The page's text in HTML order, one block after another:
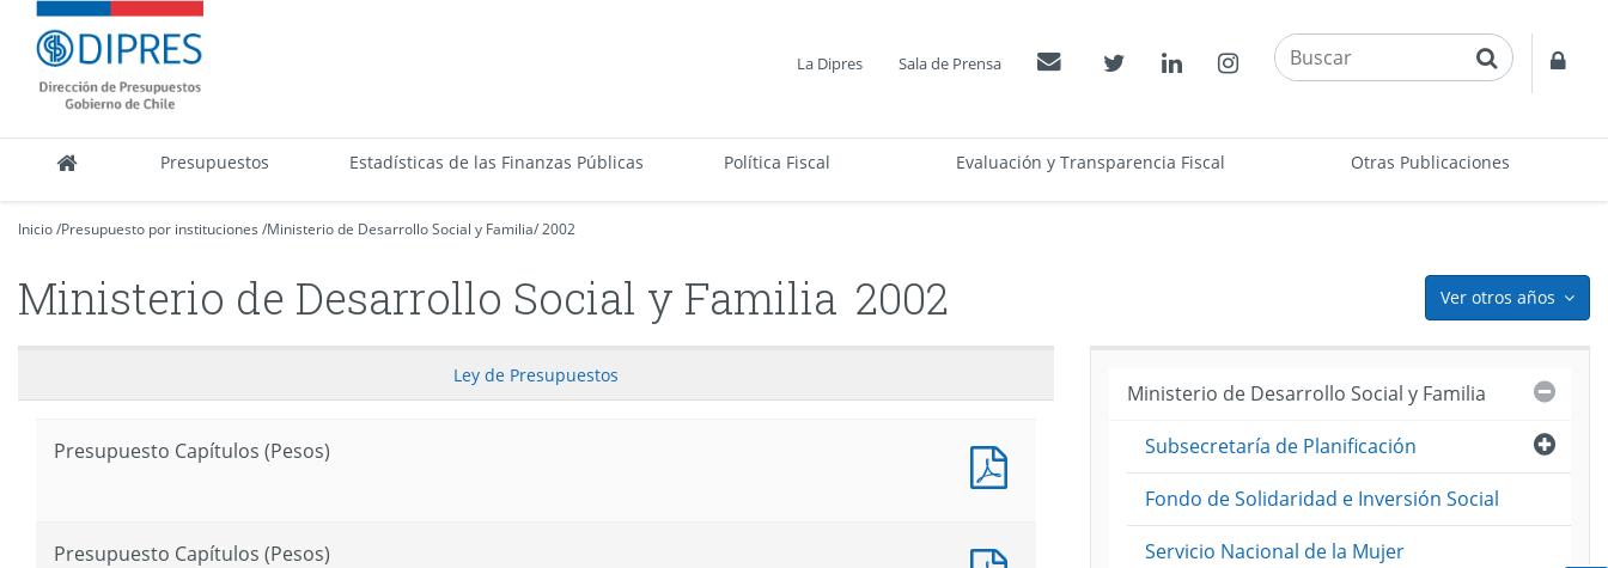
Contenido
principalDIPRES
-
Dirección
de
Presupuestos Estadísticas de las Finanzas Públicas Política Fiscal Evaluación y Transparencia Fiscal Otras Publicaciones
La Dipres Sala de Prensa Contactos Twitter LinkedinInstagram buscar
Inicio/Presupuesto por instituciones /Ministerio de Desarrollo Social y Familia/2002
Ver otros años
Ministerio de Desarrollo Social y Familia 2002
Ley de Presupuestos
Presupuesto Capítulos (Pesos)
Presupuesto Capítulos (Pesos)
Ministerio de Desarrollo Social y Familia
Abrir
Subsecretaría de Planificación
Fondo de Solidaridad e Inversión Social
Servicio Nacional de la Mujer